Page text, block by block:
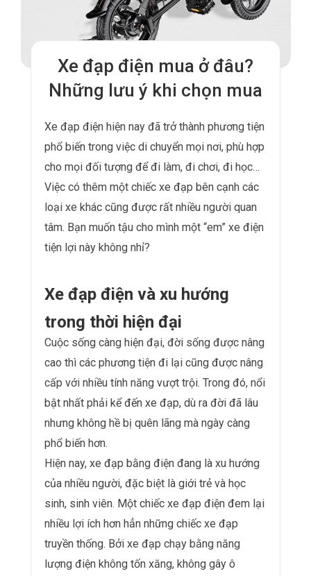
Xe đạp điện mua ở đâu?
Những lưu ý khi chọn mua
Xe đạp điện hiện nay đã trở thành phương tiện
phổ biến trong việc di chuyển mọi nơi, phù hợp
cho mọi đối tượng để đi làm, đi chơi, đi học…
Việc có thêm một chiếc xe đạp bên cạnh các
loại xe khác cũng được rất nhiều người quan
tâm. Bạn muốn tậu cho mình một “em” xe điện
tiện lợi này không nhỉ?
Xe đạp điện và xu hướng
trong thời hiện đại
Cuộc sống càng hiện đại, đời sống được nâng
cao thì các phương tiện đi lại cũng được nâng
cấp với nhiều tính năng vượt trội. Trong đó, nổi
bật nhất phải kể đến xe đạp, dù ra đời đã lâu
nhưng không hề bị quên lãng mà ngày càng
phổ biến hơn.
Hiện nay, xe đạp bằng điện đang là xu hướng
của nhiều người, đặc biệt là giới trẻ và học
sinh, sinh viên. Một chiếc xe đạp điện đem lại
nhiều lợi ích hơn hẳn những chiếc xe đạp
truyền thống. Bởi xe đạp chạy bằng năng
lượng điện không tốn xăng, không gây ô